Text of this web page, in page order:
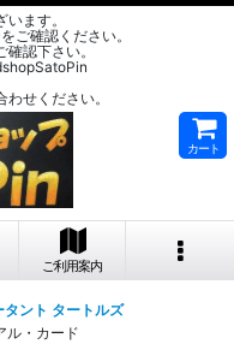
ます。
ご確認ください。
認下さい。
せください。
カート
ご利用案内
ント タートルズ
ル・カード